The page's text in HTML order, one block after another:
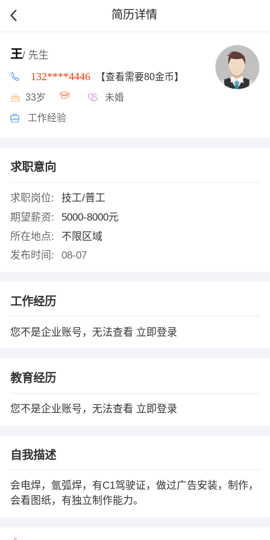
简历详情
王/ 先生
132****4446 【查看需要80金币】
33岁 未婚
工作经验
求职意向
求职岗位:
技工/普工
期望薪资:
5000-8000元
所在地点:
不限区域
发布时间:
08-07
工作经历
您不是企业账号，无法查看 立即登录
教育经历
您不是企业账号，无法查看 立即登录
自我描述
会电焊，氩弧焊，有C1驾驶证，做过广告安装，制作，
会看图纸，有独立制作能力。